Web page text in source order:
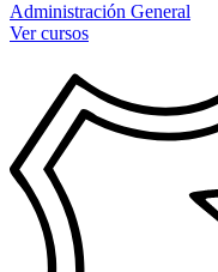
Administración General
Ver cursos